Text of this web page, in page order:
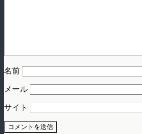
名前
メール
サイト